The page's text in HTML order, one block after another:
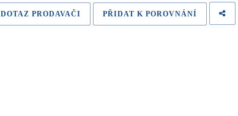
DOTAZ PRODAVAČI PŘIDAT K POROVNÁNÍ